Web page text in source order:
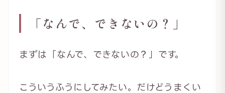
「なんで、できないの？」
まずは「なんで、できないの？」です。
こういうふうにしてみたい。だけどうまくい